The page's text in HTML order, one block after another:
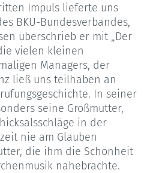
Impuls lieferte uns
BKU-Bundesverbandes,
überschrieb er mit „Der
vielen kleinen
Managers, der
ließ uns teilhaben an
In seiner
seine Großmutter,
in der
nie am Glauben
die ihm die Schönheit
nahebrachte.